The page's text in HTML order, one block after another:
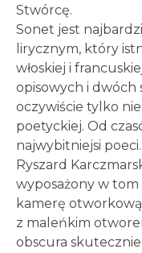
Stwórcę.
Sonet jest
lirycznym, który
włoskiej i
opisowych i dwóch
oczywiście tylko
poetyckiej. Od
najwybitniejsi poeci.
Ryszard
wyposażony w tom
kamerę
z maleńkim
obscura